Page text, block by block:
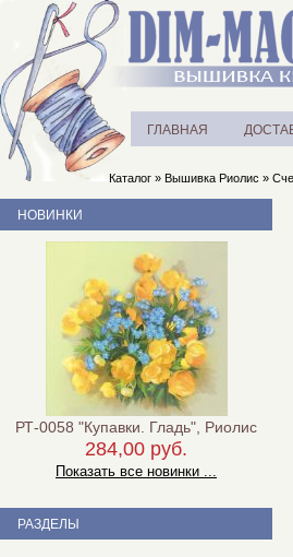
ГЛАВНАЯ
Каталог » Вышивка Риолис »
НОВИНКИ
РТ-0058 "Купавки. Гладь", Риолис
284,00 руб.
Показать все новинки ...
РАЗДЕЛЫ